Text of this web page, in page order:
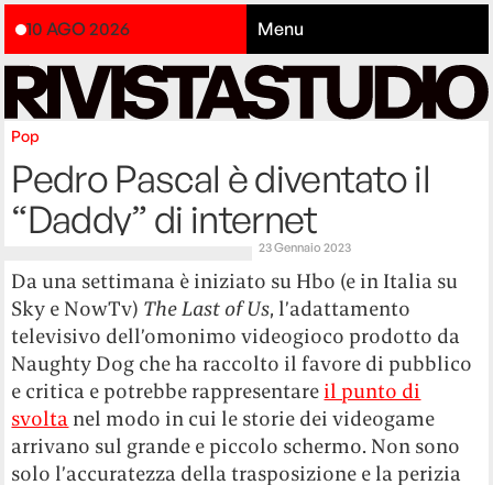
10 AGO 2026 Menu
Pop
Pedro Pascal è diventato il
“Daddy” di internet
23 Gennaio 2023
Da una settimana è iniziato su Hbo (e in Italia su
Sky e NowTv) The Last of Us, l’adattamento
televisivo dell’omonimo videogioco prodotto da
Naughty Dog che ha raccolto il favore di pubblico
e critica e potrebbe rappresentare il punto di
svolta nel modo in cui le storie dei videogame
arrivano sul grande e piccolo schermo. Non sono
solo l’accuratezza della trasposizione e la perizia